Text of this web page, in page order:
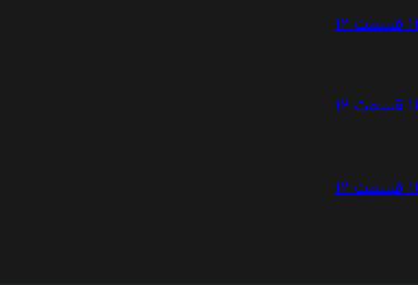
قسمت 12
قسمت 12
قسمت 12